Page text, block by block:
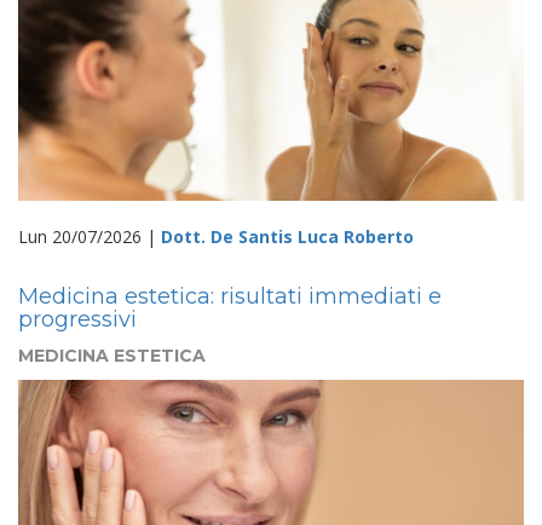
Lun 20/07/2026 | Dott. De Santis Luca Roberto
Medicina estetica: risultati immediati e
progressivi
MEDICINA ESTETICA